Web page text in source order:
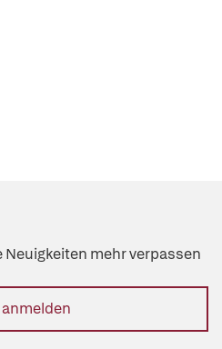
mehr verpassen